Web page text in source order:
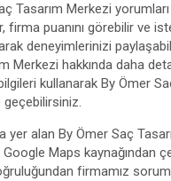
Tasarım Merkezi
firma puanını görebilir ve
deneyimlerinizi
Merkezi hakkında daha
kullanarak By Ömer
yer alan By Ömer Saç
Maps kaynağından
firmamız